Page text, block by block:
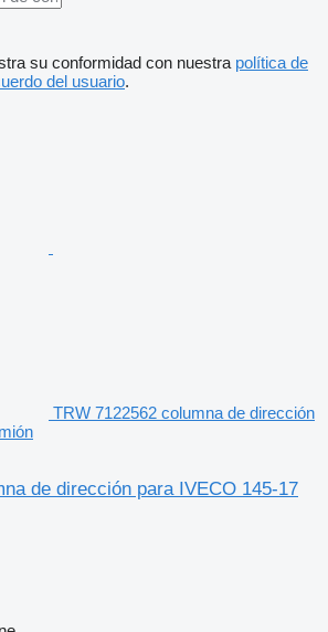
su conformidad con nuestra política de
del usuario.
TRW 7122562 columna de dirección
de dirección para IVECO 145-17